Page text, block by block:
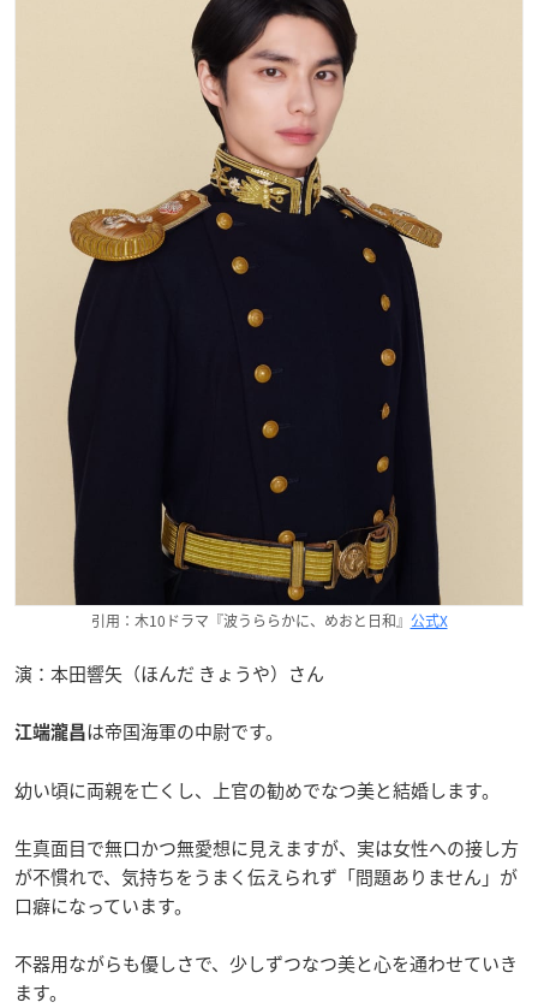
引用：木10ドラマ『波うららかに、めおと日和』 公式X
演：本田響矢（ほんだ きょうや）さん
江端瀧昌は帝国海軍の中尉です。
幼い頃に両親を亡くし、上官の勧めでなつ美と結婚します。
生真面目で無口かつ無愛想に見えますが、実は女性への接し方
が不慣れで、気持ちをうまく伝えられず「問題ありません」が
口癖になっています。
不器用ながらも優しさで、少しずつなつ美と心を通わせていき
ます。